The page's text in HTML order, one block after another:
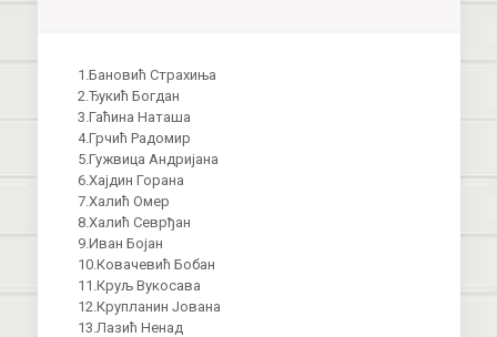
1.Бановић Страхиња
2.Ђукић Богдан
3.Гаћина Наташа
4.Грчић Радомир
5.Гужвица Андријана
6.Хајдин Горана
7.Халић Омер
8.Халић Севрђан
9.Иван Бојан
10.Ковачевић Бобан
11.Круљ Вукосава
12.Крупланин Јована
13.Лазић Ненад